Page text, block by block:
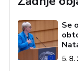
Se
5. 8.